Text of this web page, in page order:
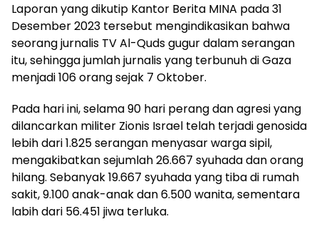
Laporan yang dikutip Kantor Berita MINA pada 31
Desember 2023 tersebut mengindikasikan bahwa
seorang jurnalis TV Al-Quds gugur dalam serangan
itu, sehingga jumlah jurnalis yang terbunuh di Gaza
menjadi 106 orang sejak 7 Oktober.
Pada hari ini, selama 90 hari perang dan agresi yang
dilancarkan militer Zionis Israel telah terjadi genosida
lebih dari 1.825 serangan menyasar warga sipil,
mengakibatkan sejumlah 26.667 syuhada dan orang
hilang. Sebanyak 19.667 syuhada yang tiba di rumah
sakit, 9.100 anak-anak dan 6.500 wanita, sementara
labih dari 56.451 jiwa terluka.